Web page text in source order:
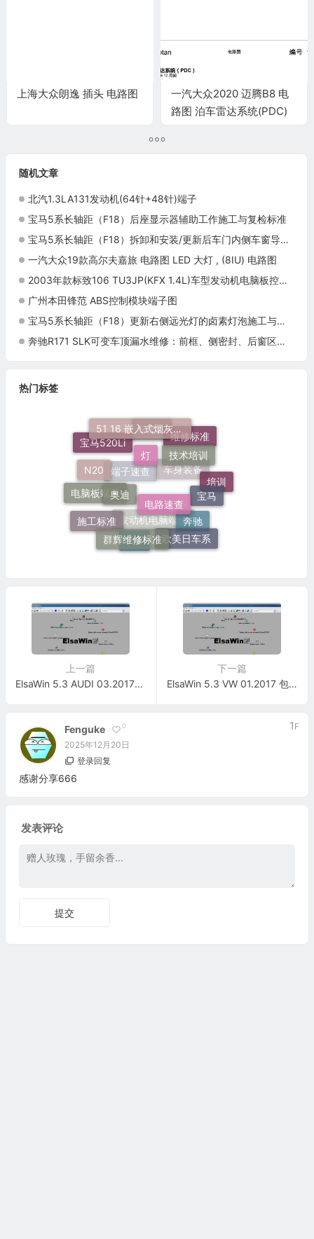
上海大众朗逸 插头 电路图
一汽大众2020 迈腾B8 电
路图 泊车雷达系统(PDC)
随机文章
北汽1.3LA131发动机(64针+48针)端子
宝马5系长轴距（F18）后座显示器辅助工作施工与复检标准
宝马5系长轴距（F18）拆卸和安装/更新后车门内侧车窗导轨封条施工与复检标准
一汽大众19款高尔夫嘉旅 电路图 LED 大灯 , (8IU) 电路图
2003年款标致106 TU3JP(KFX 1.4L)车型发动机电脑板控制模块针脚55针 端子图
广州本田锋范 ABS控制模块端子图
宝马5系长轴距（F18）更新右侧远光灯的卤素灯泡施工与复检标准
奔驰R171 SLK可变车顶漏水维修：前框、侧密封、后窗区域与排水检查
热门标签
F18
发动机电脑端子奔驰
欧美日车系
群辉维修标准
施工标准
电脑板端子
端子速查 车身装备 培训
宝马
电路速查
奥迪
N20
宝马520Li
520Li 维修标准
技术培训
灯
51 16 嵌入式烟灰缸托架
上一篇
ElsaWin 5.3 AUDI 03.2017更新 包含安装说明
下一篇
ElsaWin 5.3 VW 01.2017 包含安装说明
Fenguke 0
2025年12月20日
1 F
登录回复
感谢分享666
发表评论